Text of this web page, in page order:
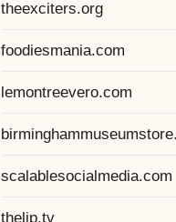
theexciters.org
foodiesmania.com
lemontreevero.com
scalablesocialmedia.com
thelip.tv